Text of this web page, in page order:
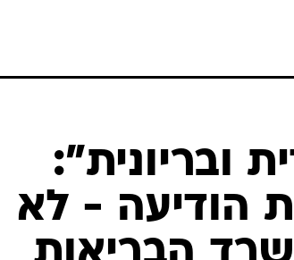
חדשות
המייל האדום
ובריונית":
הודיעה - לא